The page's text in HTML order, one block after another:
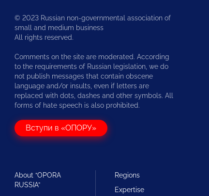
© 2023 Russian non-governmental association of
small and medium business
All rights reserved.
Comments on the site are moderated. According
to the requirements of Russian legislation, we do
not publish messages that contain obscene
language and/or insults, even if letters are
replaced with dots, dashes and other symbols. All
forms of hate speech is also prohibited.
Вступи в «ОПОРУ»
About “OPORA
RUSSIA”
Regions
Expertise